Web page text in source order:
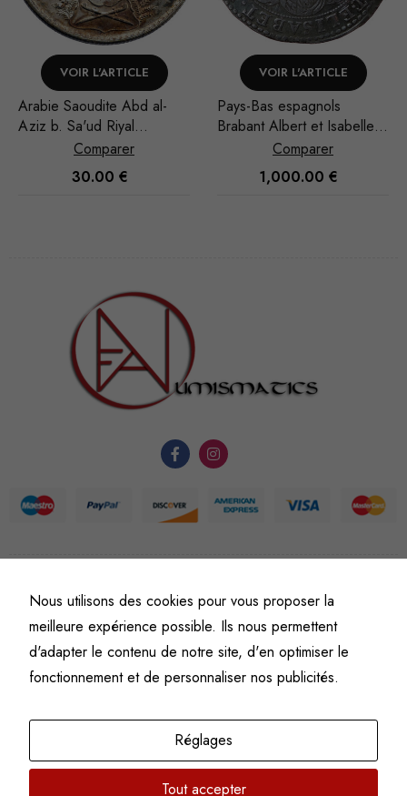
VOIR L'ARTICLE
Arabie Saoudite Abd al-
Aziz b. Sa'ud Riyal
1951/AH 1370
Comparer
30.00 €
VOIR L'ARTICLE
Pays-Bas espagnols
Brabant Albert et Isabelle
Ducaton 1619 Anvers
Comparer
1,000.00 €
©Fine art numismatics– Tous droits réservés.
Politique de confidentialité
Conditions générales de vente et d’utilisation
Mentions légales
Nous utilisons des cookies pour vous proposer la
meilleure expérience possible. Ils nous permettent
d'adapter le contenu de notre site, d'en optimiser le
fonctionnement et de personnaliser nos publicités.
Réglages
Tout accepter
fonctionnement
Statistiques
Afin que
puissions
fonctionnalité
et la
structure du
site Web, en
fonction de
en est fait.